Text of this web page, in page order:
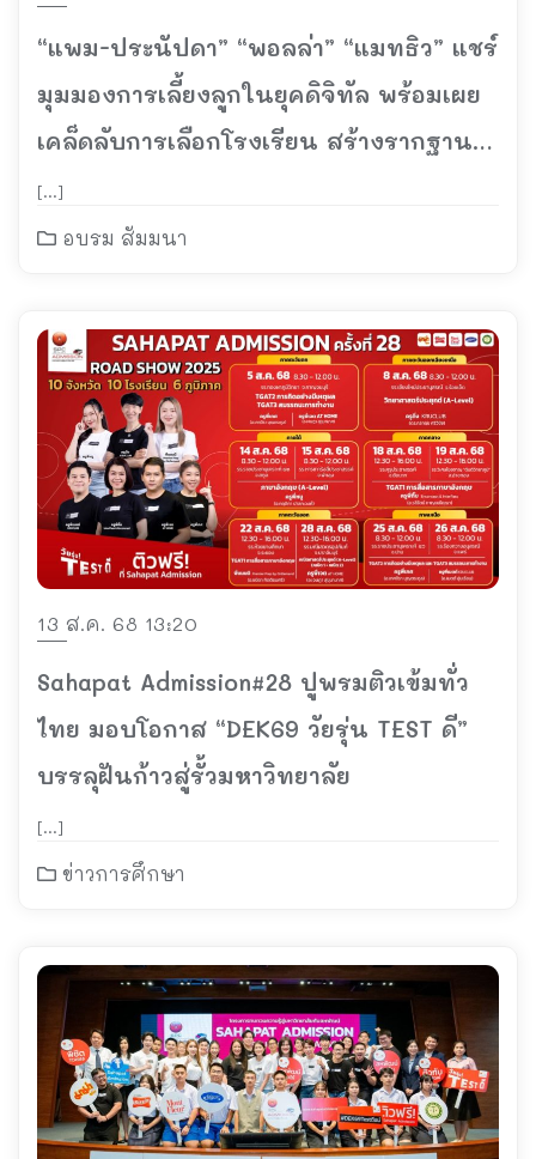
“แพม-ประนัปดา” “พอลล่า” “แมทธิว” แชร์
มุมมองการเลี้ยงลูกในยุคดิจิทัล พร้อมเผย
เคล็ดลับการเลือกโรงเรียน สร้างรากฐาน
แห่งอนาคตให้ลูก
[…]
อบรม สัมมนา
13 ส.ค. 68 13:20
Sahapat Admission#28 ปูพรมติวเข้มทั่ว
ไทย มอบโอกาส “DEK69 วัยรุ่น TEST ดี”
บรรลุฝันก้าวสู่รั้วมหาวิทยาลัย
[…]
ข่าวการศึกษา